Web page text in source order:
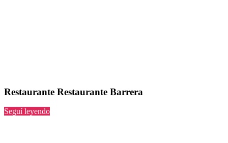
Restaurante Restaurante Barrera
Seguí leyendo“Restaurante